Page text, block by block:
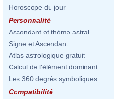
Horoscope du jour
Personnalité
Ascendant et thème astral
Signe et Ascendant
Atlas astrologique gratuit
Calcul de l'élément dominant
Les 360 degrés symboliques
Compatibilité